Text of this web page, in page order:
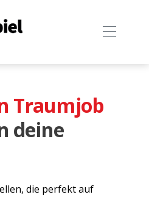
Traumjob
deine
die perfekt auf